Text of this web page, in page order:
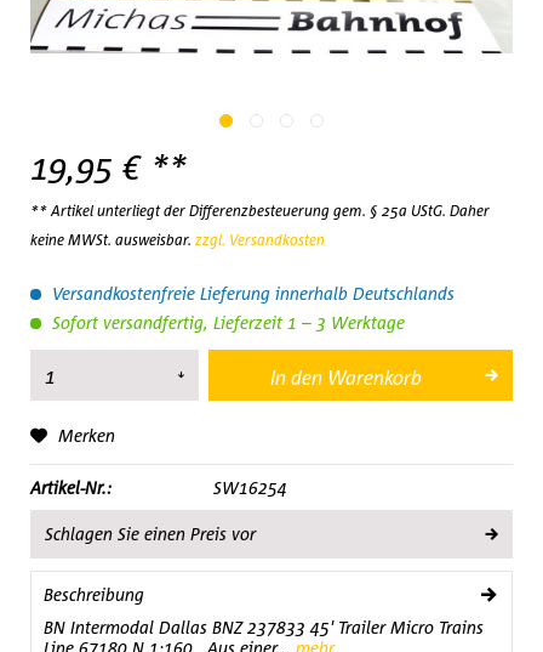
19,95 € **
** Artikel unterliegt der Differenzbesteuerung gem. § 25a UStG. Daher
keine MWSt. ausweisbar. zzgl. Versandkosten
Versandkostenfreie Lieferung innerhalb Deutschlands
Sofort versandfertig, Lieferzeit 1 – 3 Werktage
In den Warenkorb
Merken
Artikel-Nr.: SW16254
Schlagen Sie einen Preis vor
Beschreibung
BN Intermodal Dallas BNZ 237833 45' Trailer Micro Trains
Line 67180 N 1:160 Aus einer... mehr